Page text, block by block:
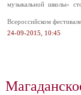
музыкальной школы»
Всероссийском
24-09-2015, 10:45